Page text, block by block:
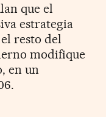
que el
estrategia
resto del
modifique
en un